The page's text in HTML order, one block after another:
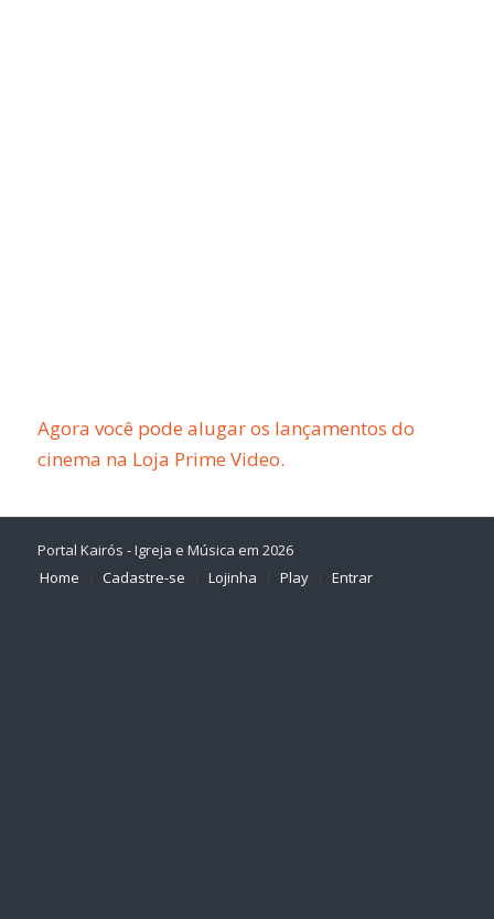
Agora você pode alugar os lançamentos do
cinema na Loja Prime Video.
Portal Kairós - Igreja e Música em 2026
Home
Cadastre-se Lojinha Play Entrar